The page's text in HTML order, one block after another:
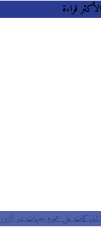
الأكثر قراءة
اشتباكات على عموم جبهات دير